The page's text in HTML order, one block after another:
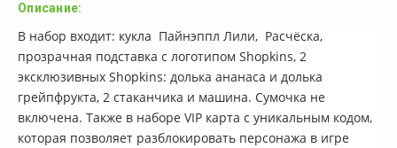
Описание:
В набор входит: кукла Пайнэппл Лили, Расчёска,
прозрачная подставка с логотипом Shopkins, 2
эксклюзивных Shopkins: долька ананаса и долька
грейпфрукта, 2 стаканчика и машина. Сумочка не
включена. Также в наборе VIP карта с уникальным кодом,
которая позволяет разблокировать персонажа в игре